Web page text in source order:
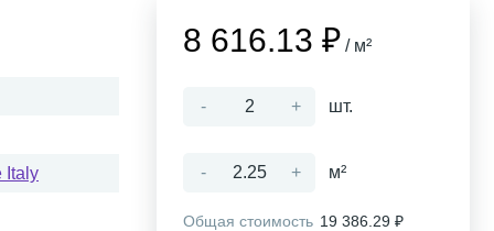
Italy
8 616.13 ₽ / м²
- + шт.
- + м²
Общая стоимость 19 386.29 ₽